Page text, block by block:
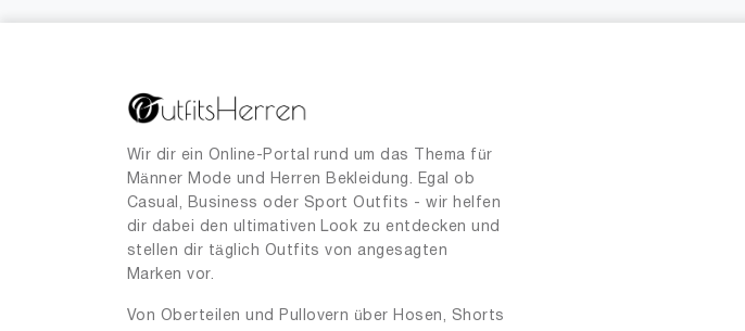
Wir dir ein Online-Portal rund um das Thema für
Männer Mode und Herren Bekleidung. Egal ob
Casual, Business oder Sport Outfits - wir helfen
dir dabei den ultimativen Look zu entdecken und
stellen dir täglich Outfits von angesagten
Marken vor.
Von Oberteilen und Pullovern über Hosen, Shorts